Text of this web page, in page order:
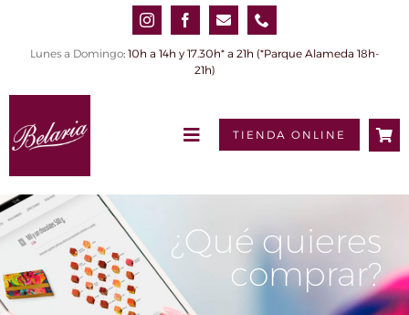
contenido
Lunes a Domingo: 10h a 14h y 17.30h* a 21h (*Parque Alameda 18h-
21h)
Toggle
INICIO
QUIÉNES SOMOS
PRODUCTOS
0,00€
TIENDA ONLINE
¿Qué quieres
comprar?